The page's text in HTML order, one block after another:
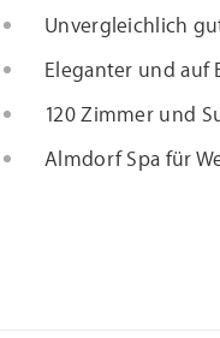
Unvergleichlich
Eleganter und auf
120 Zimmer und
Almdorf Spa für